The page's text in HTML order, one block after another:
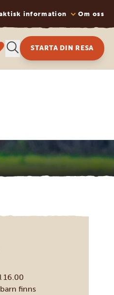
information Om oss
STARTA DIN RESA
16.00
finns